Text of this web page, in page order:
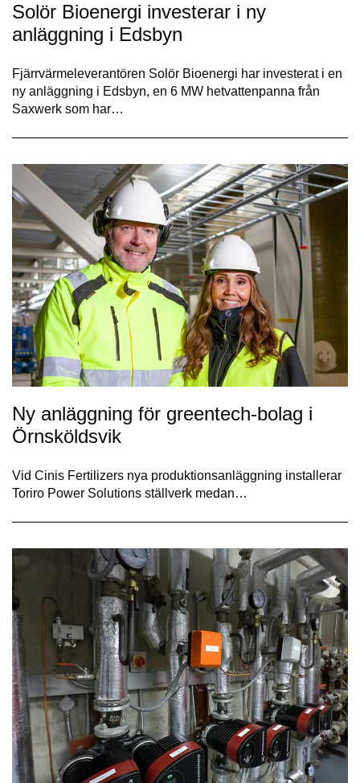
Solör Bioenergi investerar i ny
anläggning i Edsbyn
Fjärrvärmeleverantören Solör Bioenergi har investerat i en
ny anläggning i Edsbyn, en 6 MW hetvattenpanna från
Saxwerk som har…
Ny anläggning för greentech-bolag i
Örnsköldsvik
Vid Cinis Fertilizers nya produktionsanläggning installerar
Toriro Power Solutions ställverk medan…